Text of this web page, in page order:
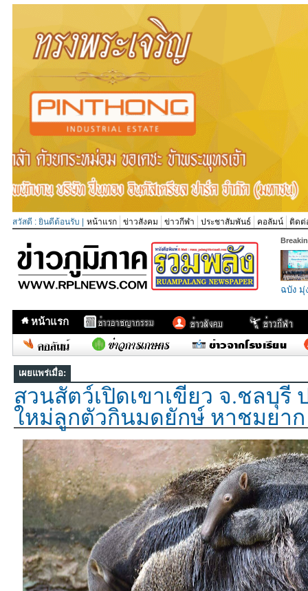
สวัสดี : ยินดีต้อนรับ | หน้าแรก ข่าวสังคม ข่าวกีฬา ประชาสัมพันธ์ คอลัมน์ ติดต่
ฉบัง มุ่
หน้าแรก
เผยแพร่เมื่อ:
สวนสัตว์เปิดเขาเขียว จ.ชลบุรี
ใหม่ลูกตัวกินมดยักษ์ หาชมยาก